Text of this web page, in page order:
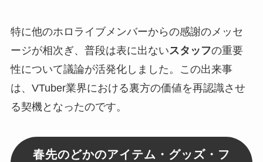
特に他のホロライブメンバーからの感謝のメッセ
ージが相次ぎ、普段は表に出ないスタッフの重要
性について議論が活発化しました。この出来事
は、VTuber業界における裏方の価値を再認識させ
る契機となったのです。
春先のどかのアイテム・グッズ・フ